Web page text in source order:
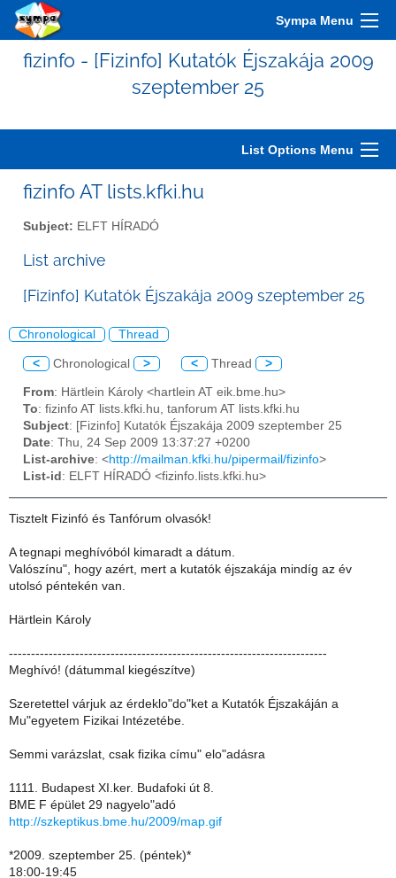
Sympa Menu
fizinfo - [Fizinfo] Kutatók Éjszakája 2009
szeptember 25
List Options Menu
fizinfo AT lists.kfki.hu
Subject: ELFT HÍRADÓ
List archive
[Fizinfo] Kutatók Éjszakája 2009 szeptember 25
Chronological Thread
< Chronological > < Thread >
From: Härtlein Károly <hartlein AT eik.bme.hu>
To: fizinfo AT lists.kfki.hu, tanforum AT lists.kfki.hu
Subject: [Fizinfo] Kutatók Éjszakája 2009 szeptember 25
Date: Thu, 24 Sep 2009 13:37:27 +0200
List-archive: <http://mailman.kfki.hu/pipermail/fizinfo>
List-id : ELFT HÍRADÓ <fizinfo.lists.kfki.hu>
Tisztelt Fizinfó és Tanfórum olvasók!
A tegnapi meghívóból kimaradt a dátum.
Valószínu", hogy azért, mert a kutatók éjszakája mindíg az év
utolsó péntekén van.
Härtlein Károly
------------------------------------------------------------------------
Meghívó! (dátummal kiegészítve)
Szeretettel várjuk az érdeklo"do"ket a Kutatók Éjszakáján a
Mu"egyetem Fizikai Intézetébe.
Semmi varázslat, csak fizika címu" elo"adásra
1111. Budapest XI.ker. Budafoki út 8.
BME F épület 29 nagyelo"adó
http://szkeptikus.bme.hu/2009/map.gif
*2009. szeptember 25. (péntek)*
18:00-19:45